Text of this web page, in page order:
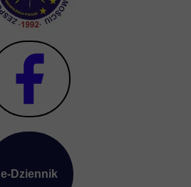
e-Dziennik